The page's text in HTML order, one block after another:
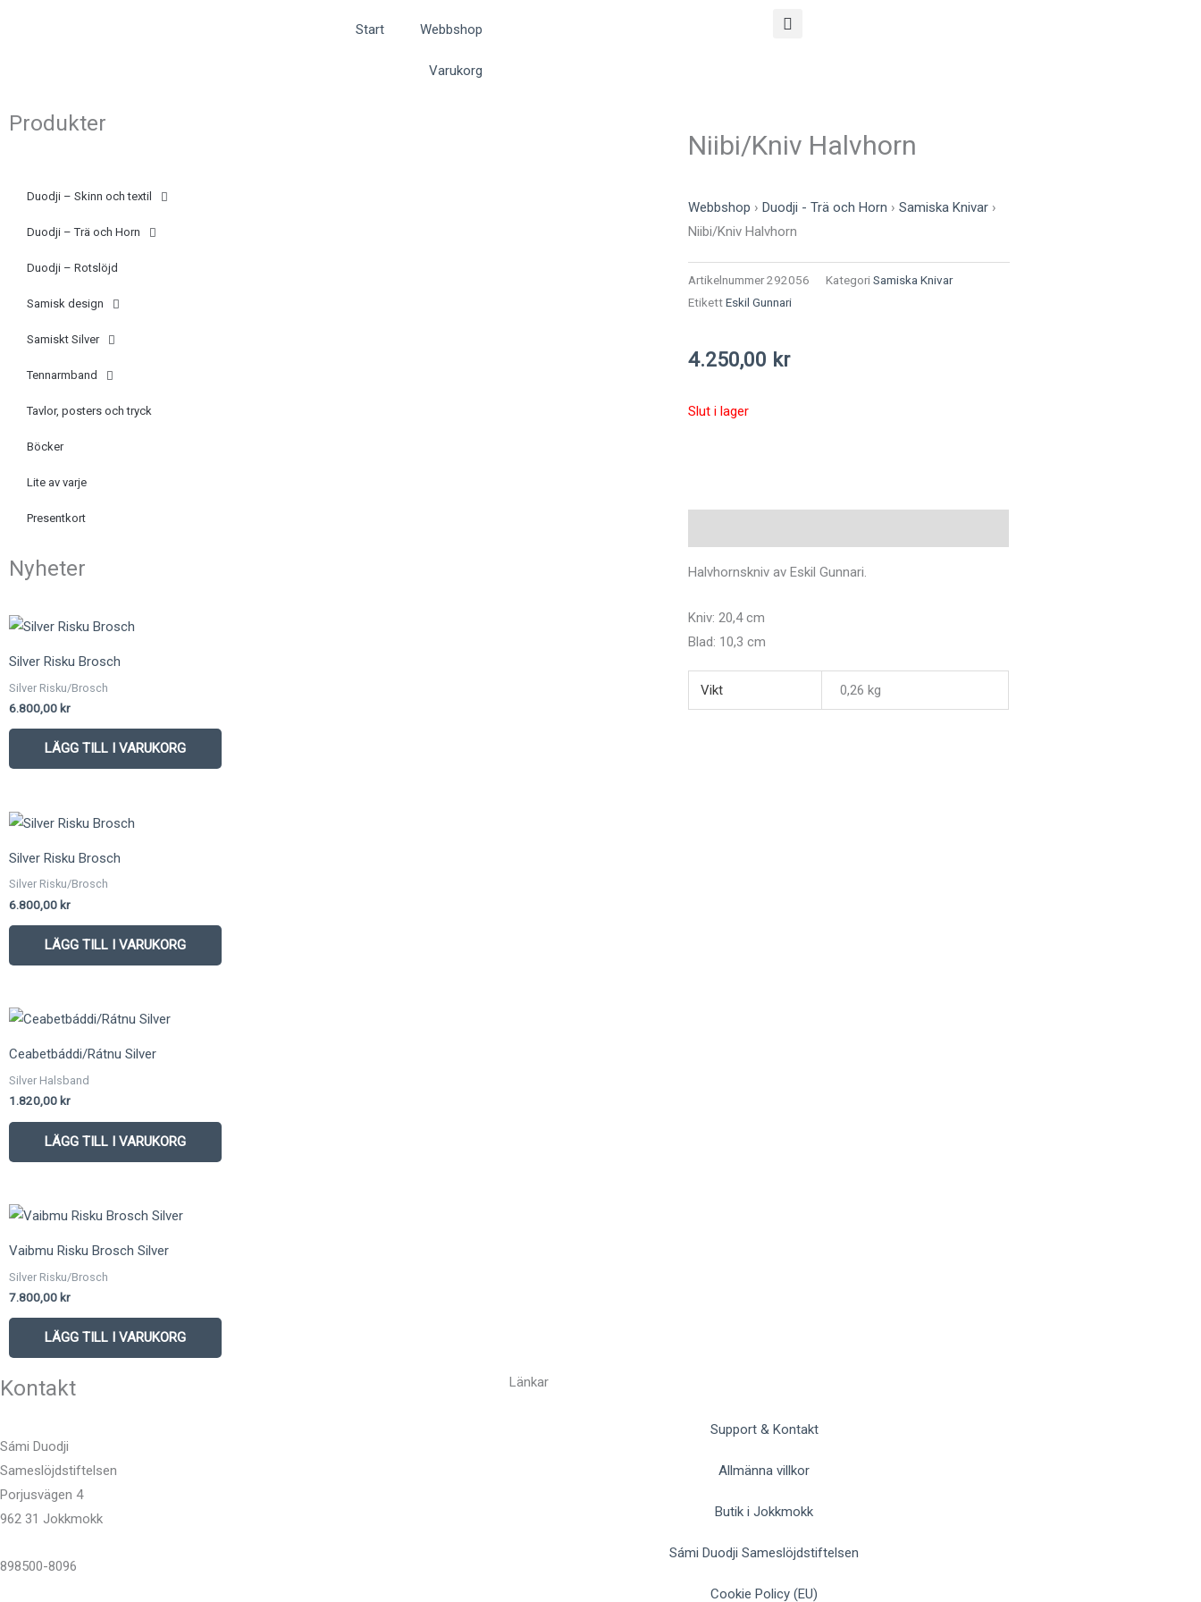
Start Webbshop
Varukorg
Produkter
Duodji – Skinn och textil
Duodji – Trä och Horn
Duodji – Rotslöjd
Samisk design
Samiskt Silver
Tennarmband
Tavlor, posters och tryck
Böcker
Lite av varje
Presentkort
Nyheter
Silver Risku Brosch
Silver Risku/Brosch
6.800,00 kr
LÄGG TILL I VARUKORG
Silver Risku Brosch
Silver Risku/Brosch
6.800,00 kr
LÄGG TILL I VARUKORG
Ceabetbáddi/Rátnu Silver
Silver Halsband
1.820,00 kr
LÄGG TILL I VARUKORG
Vaibmu Risku Brosch Silver
Silver Risku/Brosch
7.800,00 kr
LÄGG TILL I VARUKORG
Niibi/Kniv Halvhorn
Webbshop › Duodji - Trä och Horn › Samiska Knivar ›
Niibi/Kniv Halvhorn
Artikelnummer292056 KategoriSamiska Knivar
EtikettEskil Gunnari
4.250,00 kr
Slut i lager
Halvhornskniv av Eskil Gunnari.
Kniv: 20,4 cm
Blad: 10,3 cm
Vikt 0,26 kg
Kontakt
Sámi Duodji
Sameslöjdstiftelsen
Porjusvägen 4
962 31 Jokkmokk
898500-8096
Länkar
Support & Kontakt
Allmänna villkor
Butik i Jokkmokk
Sámi Duodji Sameslöjdstiftelsen
Cookie Policy (EU)